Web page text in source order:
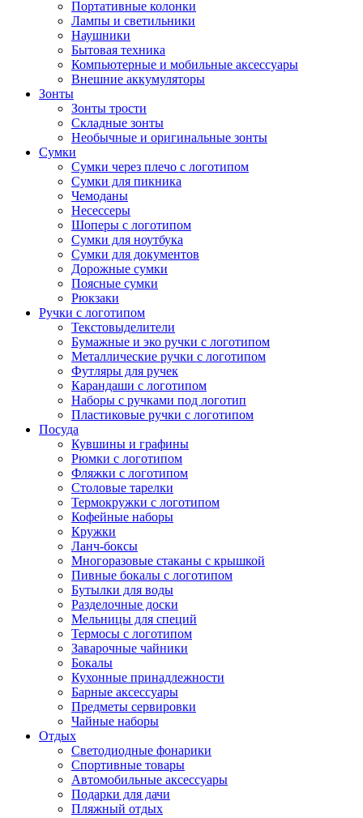
Портативные колонки
Лампы и светильники
Наушники
Бытовая техника
Компьютерные и мобильные аксессуары
Внешние аккумуляторы
Зонты
Зонты трости
Складные зонты
Необычные и оригинальные зонты
Сумки
Сумки через плечо с логотипом
Сумки для пикника
Чемоданы
Несессеры
Шоперы с логотипом
Сумки для ноутбука
Сумки для документов
Дорожные сумки
Поясные сумки
Рюкзаки
Ручки с логотипом
Текстовыделители
Бумажные и эко ручки с логотипом
Металлические ручки с логотипом
Футляры для ручек
Карандаши с логотипом
Наборы с ручками под логотип
Пластиковые ручки с логотипом
Посуда
Кувшины и графины
Рюмки с логотипом
Фляжки с логотипом
Столовые тарелки
Термокружки с логотипом
Кофейные наборы
Кружки
Ланч-боксы
Многоразовые стаканы с крышкой
Пивные бокалы с логотипом
Бутылки для воды
Разделочные доски
Мельницы для специй
Термосы с логотипом
Заварочные чайники
Бокалы
Кухонные принадлежности
Барные аксессуары
Предметы сервировки
Чайные наборы
Отдых
Светодиодные фонарики
Спортивные товары
Автомобильные аксессуары
Подарки для дачи
Пляжный отдых